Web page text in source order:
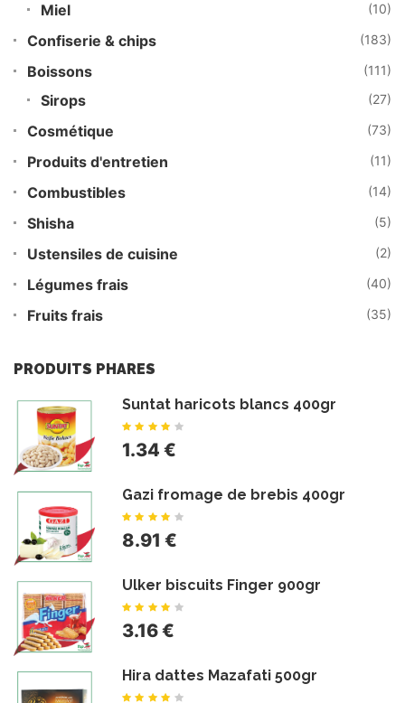
Miel (10)
Confiserie & chips (183)
Boissons (111)
Sirops (27)
Cosmétique (73)
Produits d'entretien (11)
Combustibles (14)
Shisha (5)
Ustensiles de cuisine (2)
Légumes frais (40)
Fruits frais (35)
PRODUITS PHARES
Suntat haricots blancs 400gr
1.34 €
Gazi fromage de brebis 400gr
8.91 €
Ulker biscuits Finger 900gr
3.16 €
Hira dattes Mazafati 500gr